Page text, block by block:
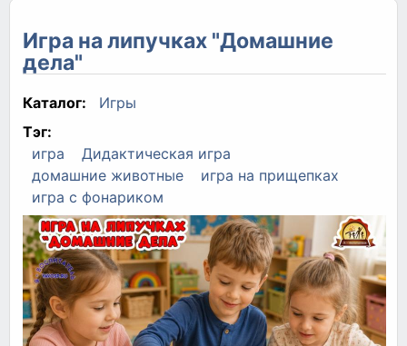
Игра на липучках "Домашние
дела"
Каталог:
Игры
Тэг:
игра
Дидактическая игра
домашние животные
игра на прищепках
игра с фонариком